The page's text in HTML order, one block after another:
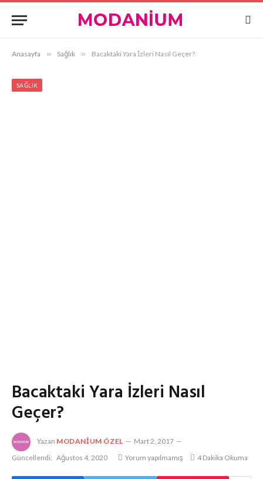
Anasayfa » Sağlık » Bacaktaki Yara İzleri Nasıl Geçer?
SAĞLIK
Bacaktaki Yara İzleri Nasıl
Geçer?
Yazan MODANIUM ÖZEL
Mart 2, 2017
Güncellendi: Ağustos 4, 2020 Yorum yapılmamış 4 Dakika Okuma